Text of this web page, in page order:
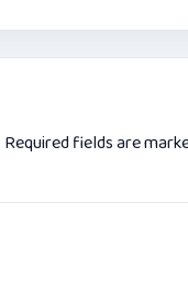
Required fields are